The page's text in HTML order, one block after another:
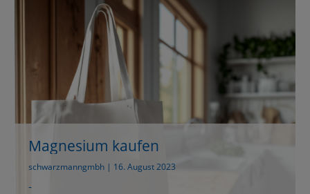
oder Haftung zur Verfügung gestellt. Ausser im Falle
vorsätzlicher Schädigung, haftet die […]
Magnesium kaufen
schwarzmanngmbh | 16. August 2023
-